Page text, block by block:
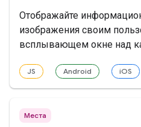
Отображайте
изображения своим
всплывающем окне над
JS Android iOS
Места